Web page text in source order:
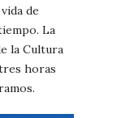
de
La
la Cultura
horas